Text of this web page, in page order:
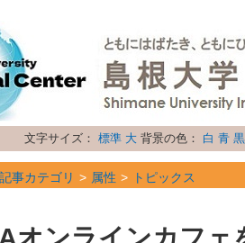
文字サイズ： 標準 大 背景の色： 白 青 黒
事カテゴリ 属性 トピックス